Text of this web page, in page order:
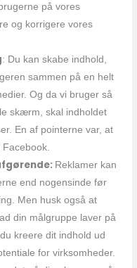
på vores
og korrigere vores
: Du kan skabe indhold,
sammen på en helt
Og da vi bruger så
skærm, skal indholdet
En af pointerne var, at
Reklamer kan
end nogensinde før
Men husk også at
din målgruppe laver på
kreere dit indhold ud
for virksomheder.